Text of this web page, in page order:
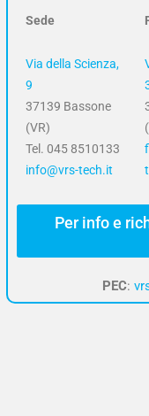
Sede
Via della Scienza,
9
37139 Bassone
(VR)
Tel. 045 8510133
info@vrs-tech.it
Per info e
PEC: